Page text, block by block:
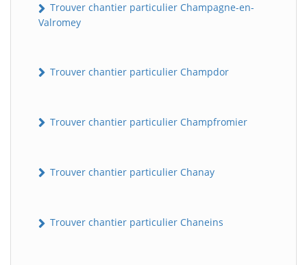
Trouver chantier particulier Champagne-en-
Valromey
Trouver chantier particulier Champdor
Trouver chantier particulier Champfromier
Trouver chantier particulier Chanay
Trouver chantier particulier Chaneins